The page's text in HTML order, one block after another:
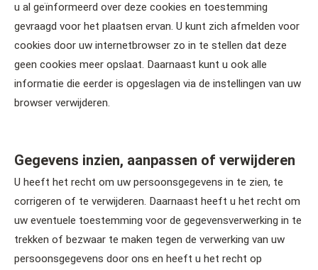
u al geïnformeerd over deze cookies en toestemming
gevraagd voor het plaatsen ervan. U kunt zich afmelden voor
cookies door uw internetbrowser zo in te stellen dat deze
geen cookies meer opslaat. Daarnaast kunt u ook alle
informatie die eerder is opgeslagen via de instellingen van uw
browser verwijderen.
Gegevens inzien, aanpassen of verwijderen
U heeft het recht om uw persoonsgegevens in te zien, te
corrigeren of te verwijderen. Daarnaast heeft u het recht om
uw eventuele toestemming voor de gegevensverwerking in te
trekken of bezwaar te maken tegen de verwerking van uw
persoonsgegevens door ons en heeft u het recht op